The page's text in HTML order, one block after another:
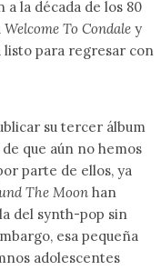
la década de los 80
Welcome To Condale y
listo para regresar con
su tercer álbum
que aún no hemos
parte de ellos, ya
The Moon han
del synth-pop sin
esa pequeña
adolescentes